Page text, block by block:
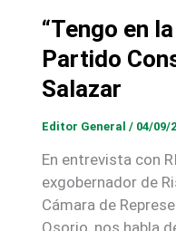
“Tengo en
Partido
Salazar
Editor General / 04/09/
En entrevista con
exgobernador de
Cámara de